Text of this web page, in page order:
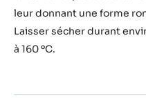
leur donnant une forme
Laisser sécher durant
à 160 ºC.